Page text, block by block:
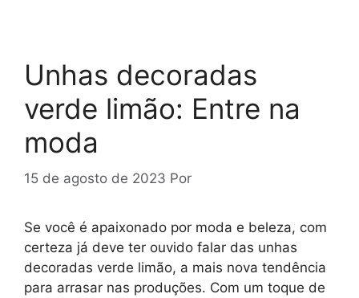
Unhas decoradas
verde limão: Entre na
moda
15 de agosto de 2023 Por
Se você é apaixonado por moda e beleza, com
certeza já deve ter ouvido falar das unhas
decoradas verde limão, a mais nova tendência
para arrasar nas produções. Com um toque de